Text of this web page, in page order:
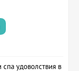
удоволствия в